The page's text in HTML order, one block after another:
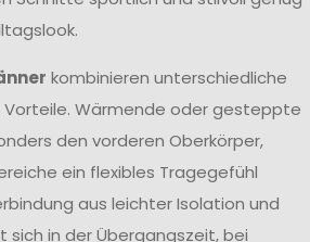
kombinieren unterschiedliche
Vorteile. Wärmende oder gesteppte
den vorderen Oberkörper,
ein flexibles Tragegefühl
aus leichter Isolation und
sich in der Übergangszeit, bei